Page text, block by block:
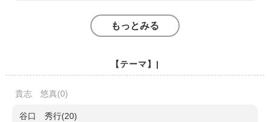
もっとみる
【テーマ】|
貴志 悠真(0)
谷口 秀行(20)